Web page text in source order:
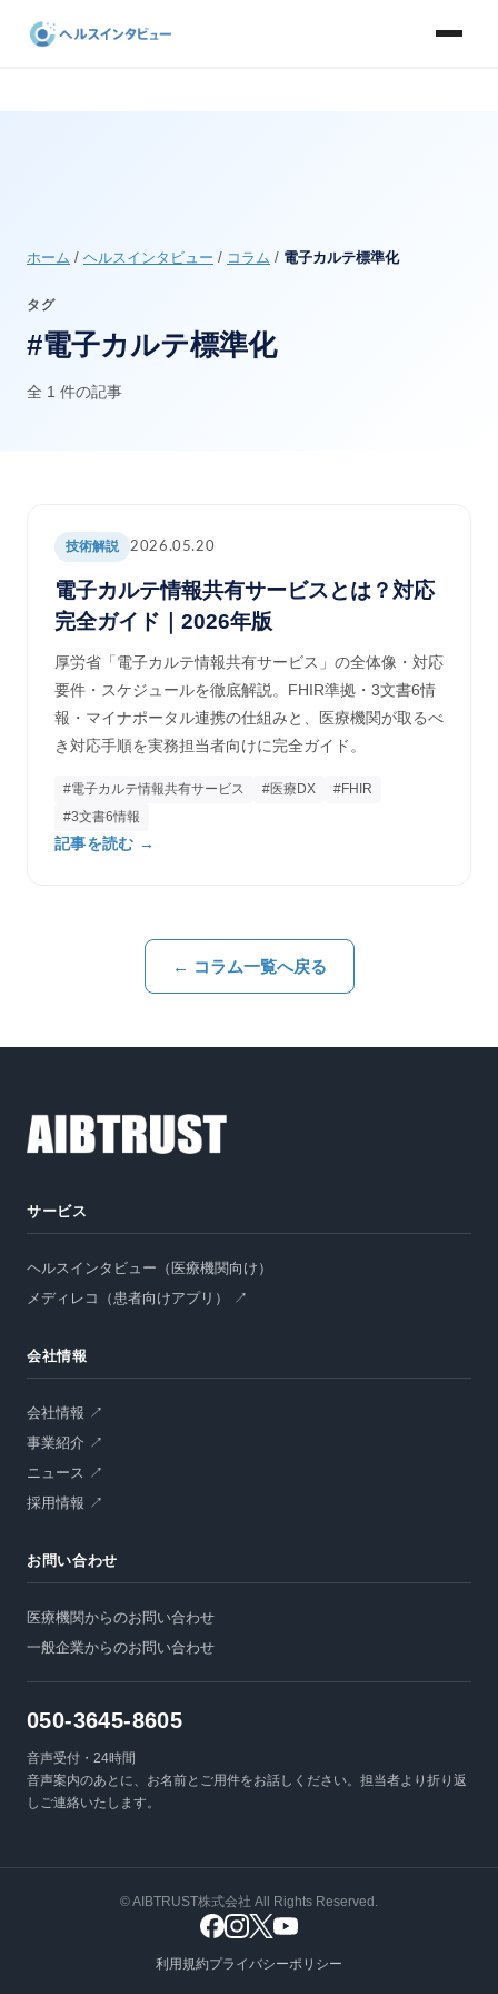
ホーム / ヘルスインタビュー / コラム / 電子カルテ標準化
タグ
#電子カルテ標準化
全 1 件の記事
技術解説 2026.05.20
電子カルテ情報共有サービスとは？対応
完全ガイド｜2026年版
厚労省「電子カルテ情報共有サービス」の全体像・対応
要件・スケジュールを徹底解説。FHIR準拠・3文書6情
報・マイナポータル連携の仕組みと、医療機関が取るべ
き対応手順を実務担当者向けに完全ガイド。
#電子カルテ情報共有サービス #医療DX
#FHIR
#3文書6情報
記事を読む →
← コラム一覧へ戻る
サービス
ヘルスインタビュー（医療機関向け）
メディレコ（患者向けアプリ） ↗
会社情報
会社情報 ↗
事業紹介 ↗
ニュース ↗
採用情報 ↗
お問い合わせ
医療機関からのお問い合わせ
一般企業からのお問い合わせ
050-3645-8605
音声受付・24時間
音声案内のあとに、お名前とご用件をお話しください。担当者より折り返
しご連絡いたします。
© AIBTRUST株式会社 All Rights Reserved.
利用規約プライバシーポリシー